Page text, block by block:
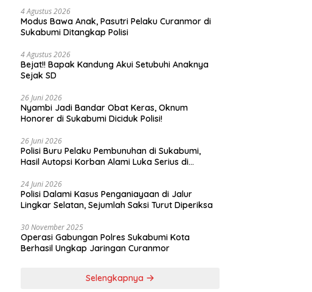
4 Agustus 2026
Modus Bawa Anak, Pasutri Pelaku Curanmor di
Sukabumi Ditangkap Polisi
4 Agustus 2026
Bejat!! Bapak Kandung Akui Setubuhi Anaknya
Sejak SD
26 Juni 2026
Nyambi Jadi Bandar Obat Keras, Oknum
Honorer di Sukabumi Diciduk Polisi!
26 Juni 2026
Polisi Buru Pelaku Pembunuhan di Sukabumi,
Hasil Autopsi Korban Alami Luka Serius di
24 Juni 2026
Polisi Dalami Kasus Penganiayaan di Jalur
Lingkar Selatan, Sejumlah Saksi Turut Diperiksa
30 November 2025
Operasi Gabungan Polres Sukabumi Kota
Berhasil Ungkap Jaringan Curanmor
Selengkapnya